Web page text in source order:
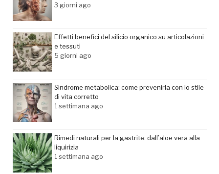
3 giorni ago
Effetti benefici del silicio organico su articolazioni
e tessuti
5 giorni ago
Sindrome metabolica: come prevenirla con lo stile
di vita corretto
1 settimana ago
Rimedi naturali per la gastrite: dall’aloe vera alla
liquirizia
1 settimana ago